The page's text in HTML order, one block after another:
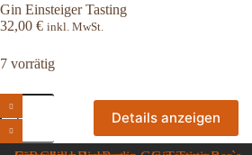
Gin Einsteiger Tasting
32,00 € inkl. MwSt.
7 vorrätig
Einsteiger
Tasting
Menge
Details anzeigen